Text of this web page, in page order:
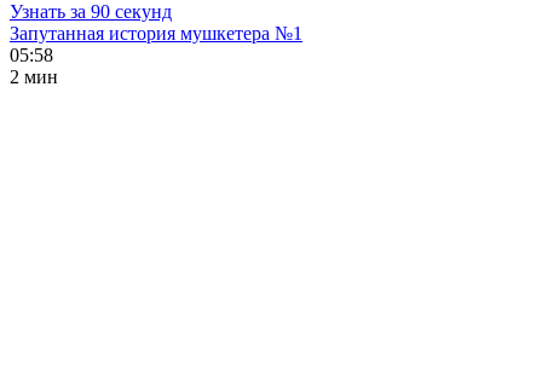
Узнать за 90 секунд
Запутанная история мушкетера №1
05:58
2 мин